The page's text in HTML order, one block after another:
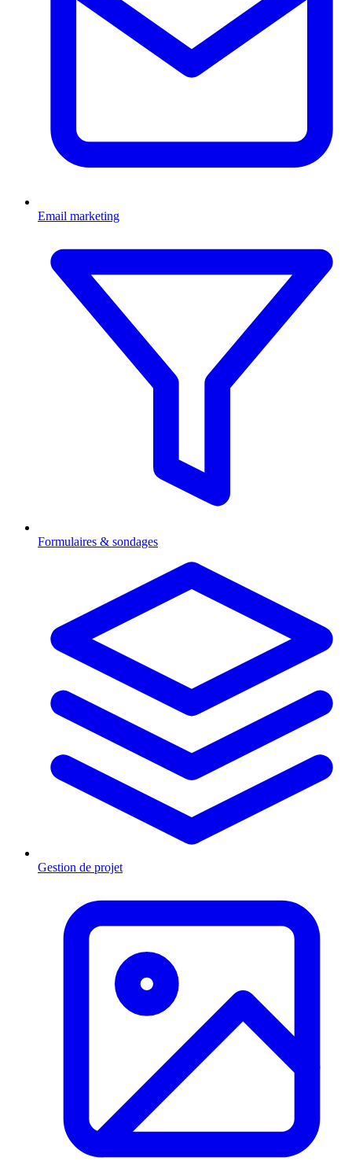
Email marketing
Formulaires & sondages
Gestion de projet